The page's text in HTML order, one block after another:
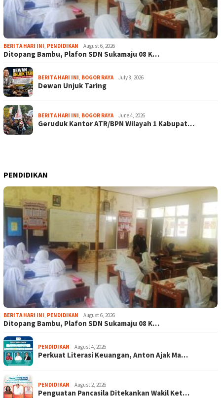
BERITA HARI INI, PENDIDIKAN August 6, 2026
Ditopang Bambu, Plafon SDN Sukamaju 08 K…
BERITA HARI INI, BOGOR RAYA July 8, 2026
Dewan Unjuk Taring
BERITA HARI INI, BOGOR RAYA June 4, 2026
Geruduk Kantor ATR/BPN Wilayah 1 Kabupat…
PENDIDIKAN
BERITA HARI INI, PENDIDIKAN August 6, 2026
Ditopang Bambu, Plafon SDN Sukamaju 08 K…
PENDIDIKAN August 4, 2026
Perkuat Literasi Keuangan, Anton Ajak Ma…
PENDIDIKAN August 2, 2026
Penguatan Pancasila Ditekankan Wakil Ket…